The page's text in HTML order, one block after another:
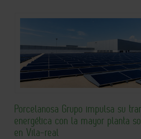
Porcelanosa Grupo impulsa su
energética con la mayor planta
en Vila-real